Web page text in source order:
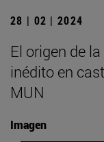
28 | 02 | 2024
El origen de
inédito en
MUN
Imagen